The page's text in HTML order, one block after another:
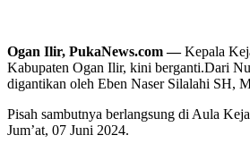
Ogan Ilir, PukaNews.com —Kepala
Kabupaten Ogan Ilir, kini berganti.Dari
digantikan oleh Eben Naser Silalahi SH,
Pisah sambutnya berlangsung di Aula
Jum’at, 07 Juni 2024.